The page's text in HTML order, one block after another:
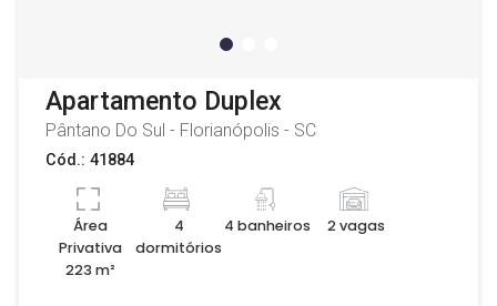
Apartamento Duplex
Pântano Do Sul - Florianópolis - SC
Cód.: 41884
Área
Privativa
223 m²
4
dormitórios
4 banheiros 2 vagas